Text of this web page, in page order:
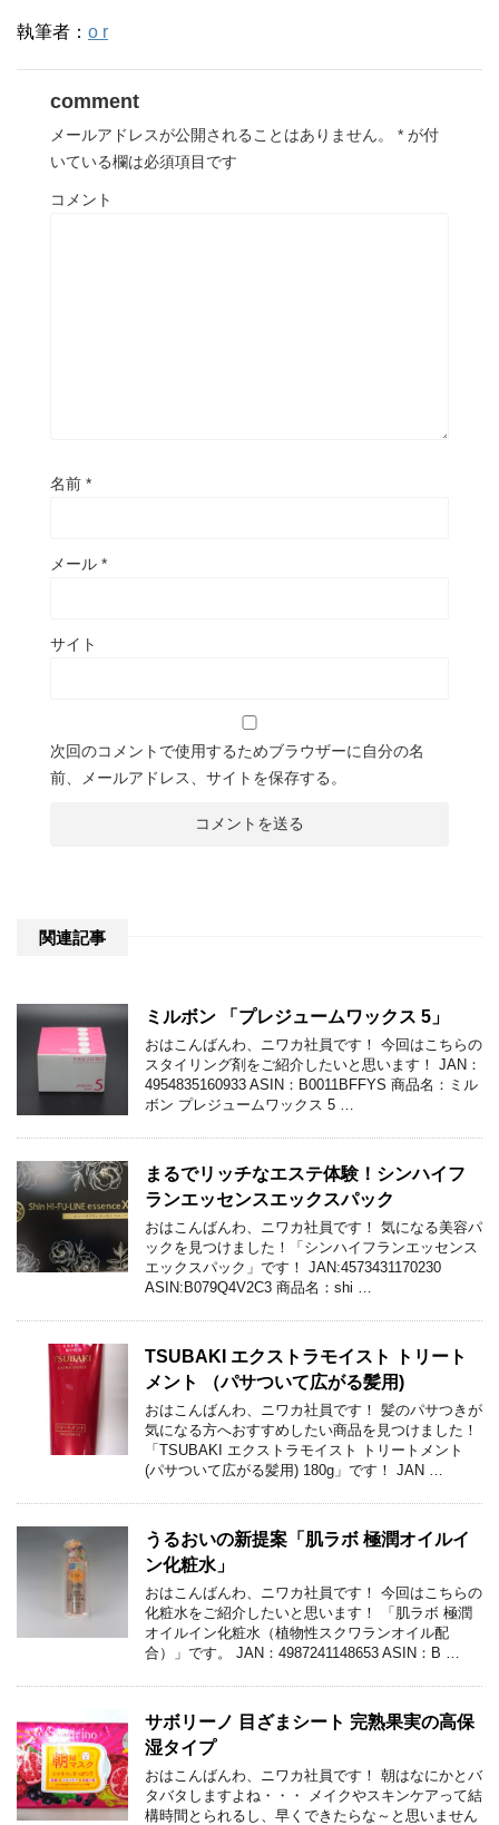
執筆者： o r
comment
メールアドレスが公開されることはありません。 * が付
いている欄は必須項目です
コメント
名前 *
メール *
サイト
次回のコメントで使用するためブラウザーに自分の名
前、メールアドレス、サイトを保存する。
関連記事
ミルボン 「プレジュームワックス 5」
おはこんばんわ、ニワカ社員です！ 今回はこちらの
スタイリング剤をご紹介したいと思います！ JAN：
4954835160933 ASIN：B0011BFFYS 商品名：ミル
ボン プレジュームワックス 5 …
まるでリッチなエステ体験！シンハイフ
ランエッセンスエックスパック
おはこんばんわ、ニワカ社員です！ 気になる美容パ
ックを見つけました！「シンハイフランエッセンス
エックスパック」です！ JAN:4573431170230
ASIN:B079Q4V2C3 商品名：shi …
TSUBAKI エクストラモイスト トリート
メント （パサついて広がる髪用)
おはこんばんわ、ニワカ社員です！ 髪のパサつきが
気になる方へおすすめしたい商品を見つけました！
「TSUBAKI エクストラモイスト トリートメント
(パサついて広がる髪用) 180g」です！ JAN …
うるおいの新提案「肌ラボ 極潤オイルイ
ン化粧水」
おはこんばんわ、ニワカ社員です！ 今回はこちらの
化粧水をご紹介したいと思います！ 「肌ラボ 極潤
オイルイン化粧水（植物性スクワランオイル配
合）」です。 JAN：4987241148653 ASIN：B …
サボリーノ 目ざまシート 完熟果実の高保
湿タイプ
おはこんばんわ、ニワカ社員です！ 朝はなにかとバ
タバタしますよね・・・ メイクやスキンケアって結
構時間とられるし、早くできたらな～と思いません